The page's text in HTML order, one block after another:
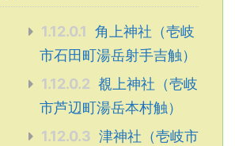
1.12.0.1
角上神社（壱岐
市石田町湯岳射手吉触）
1.12.0.2 覩上神社（壱岐
市芦辺町湯岳本村触）
1.12.0.3 津神社（壱岐市